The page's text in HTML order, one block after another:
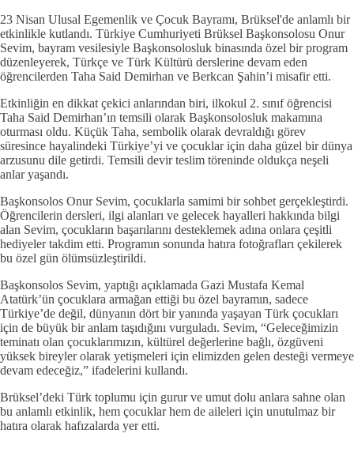
23 Nisan Ulusal Egemenlik ve Çocuk Bayramı, Brüksel'de anlamlı bir
etkinlikle kutlandı. Türkiye Cumhuriyeti Brüksel Başkonsolosu Onur
Sevim, bayram vesilesiyle Başkonsolosluk binasında özel bir program
düzenleyerek, Türkçe ve Türk Kültürü derslerine devam eden
öğrencilerden Taha Said Demirhan ve Berkcan Şahin’i misafir etti.
Etkinliğin en dikkat çekici anlarından biri, ilkokul 2. sınıf öğrencisi
Taha Said Demirhan’ın temsili olarak Başkonsolosluk makamına
oturması oldu. Küçük Taha, sembolik olarak devraldığı görev
süresince hayalindeki Türkiye’yi ve çocuklar için daha güzel bir dünya
arzusunu dile getirdi. Temsili devir teslim töreninde oldukça neşeli
anlar yaşandı.
Başkonsolos Onur Sevim, çocuklarla samimi bir sohbet gerçekleştirdi.
Öğrencilerin dersleri, ilgi alanları ve gelecek hayalleri hakkında bilgi
alan Sevim, çocukların başarılarını desteklemek adına onlara çeşitli
hediyeler takdim etti. Programın sonunda hatıra fotoğrafları çekilerek
bu özel gün ölümsüzleştirildi.
Başkonsolos Sevim, yaptığı açıklamada Gazi Mustafa Kemal
Atatürk’ün çocuklara armağan ettiği bu özel bayramın, sadece
Türkiye’de değil, dünyanın dört bir yanında yaşayan Türk çocukları
için de büyük bir anlam taşıdığını vurguladı. Sevim, “Geleceğimizin
teminatı olan çocuklarımızın, kültürel değerlerine bağlı, özgüveni
yüksek bireyler olarak yetişmeleri için elimizden gelen desteği vermeye
devam edeceğiz,” ifadelerini kullandı.
Brüksel’deki Türk toplumu için gurur ve umut dolu anlara sahne olan
bu anlamlı etkinlik, hem çocuklar hem de aileleri için unutulmaz bir
hatıra olarak hafızalarda yer etti.